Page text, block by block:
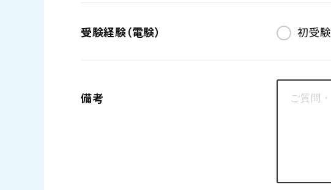
受験経験（電験） 初受験
備考